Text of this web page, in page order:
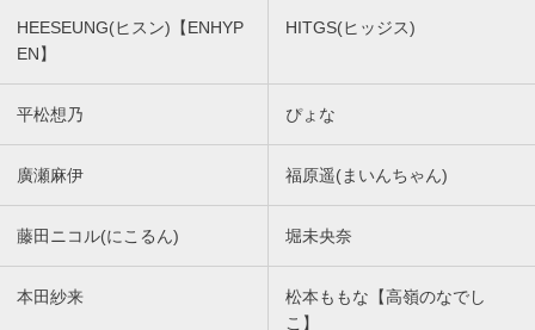
HEESEUNG(ヒスン)【ENHYP
EN】
HITGS(ヒッジス)
平松想乃 ぴょな
廣瀬麻伊 福原遥(まいんちゃん)
藤田ニコル(にこるん) 堀未央奈
本田紗来
松本ももな【高嶺のなでし
こ】